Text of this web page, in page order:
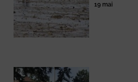
19 mai